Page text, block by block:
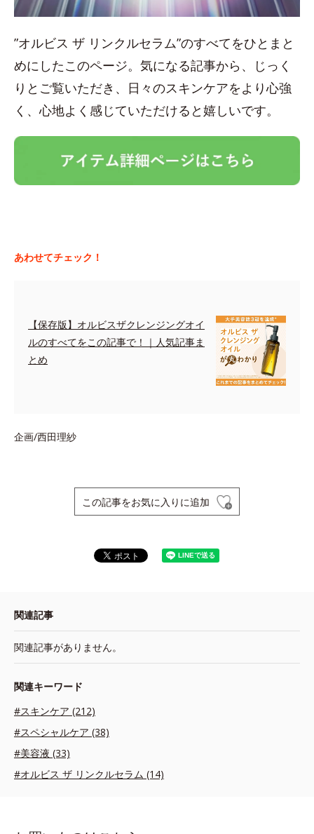
”オルビス ザ リンクルセラム”のすべてをひとまと
めにしたこのページ。気になる記事から、じっく
りとご覧いただき、日々のスキンケアをより心強
く、心地よく感じていただけると嬉しいです。
あわせてチェック！
【保存版】オルビスザクレンジングオイ
ルのすべてをこの記事で！｜人気記事ま
とめ
企画/西田理紗
この記事をお気に入りに追加
関連記事
関連記事がありません。
関連キーワード
#スキンケア (212)
#スペシャルケア (38)
#美容液 (33)
#オルビス ザ リンクルセラム (14)